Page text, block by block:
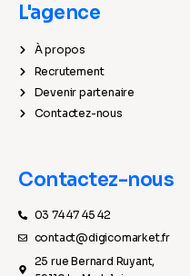
L'agence
À propos
Recrutement
Devenir partenaire
Contactez-nous
Contactez-nous
03 74 47 45 42
contact@digicomarket.fr
25 rue Bernard Ruyant,